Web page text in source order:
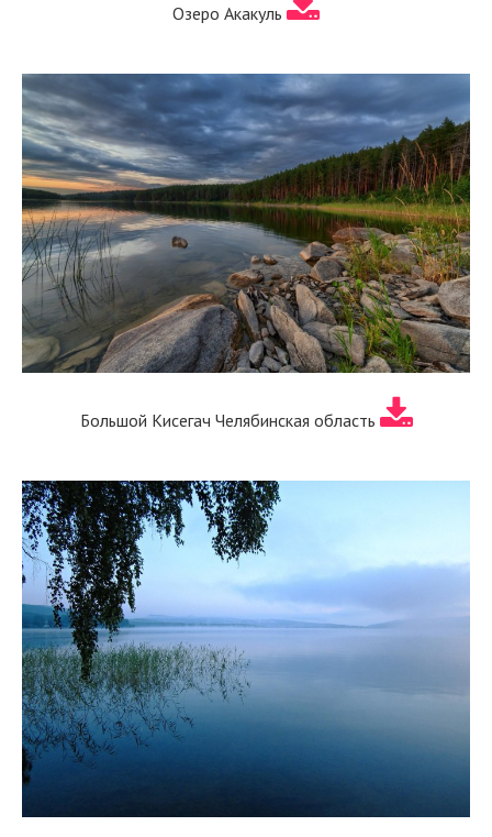
Озеро Акакуль
Большой Кисегач Челябинская область